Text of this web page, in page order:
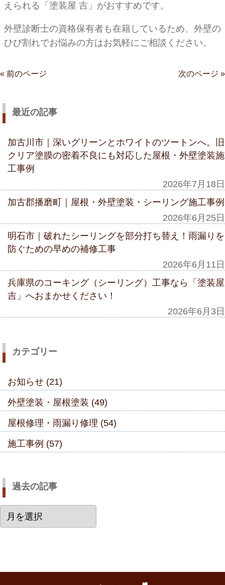
えられる「塗装屋 吉」がおすすめです。
外壁診断士の資格保有者も在籍しているため、外壁の
ひび割れでお悩みの方はお気軽にご相談ください。
« 前のページ 次のページ »
最近の記事
加古川市｜深いグリーンとホワイトのツートンへ。旧
クリア塗膜の密着不良にも対応した屋根・外壁塗装施
工事例
2026年7月18日
加古郡播磨町｜屋根・外壁塗装・シーリング施工事例
2026年6月25日
明石市｜破れたシーリングを部分打ち替え！雨漏りを
防ぐための早めの補修工事
2026年6月11日
兵庫県のコーキング（シーリング）工事なら「塗装屋
吉」へおまかせください！
2026年6月3日
カテゴリー
お知らせ (21)
外壁塗装・屋根塗装 (49)
屋根修理・雨漏り修理 (54)
施工事例 (57)
過去の記事
去